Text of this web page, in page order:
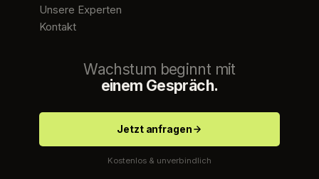
Unsere Experten
Kontakt
Wachstum beginnt mit
einem Gespräch.
Jetzt anfragen
Kostenlos & unverbindlich